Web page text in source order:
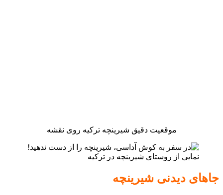
موقعیت دقیق شیرینچه ترکیه روی نقشه
نمایی از روستای شیرینچه در ترکیه
جاهای دیدنی شیرینچه